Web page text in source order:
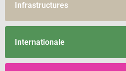
Infrastructures
Internationale